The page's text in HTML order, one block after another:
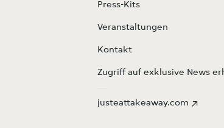
Press-Kits
Veranstaltungen
Kontakt
Zugriff auf exklusive News
justeattakeaway.com